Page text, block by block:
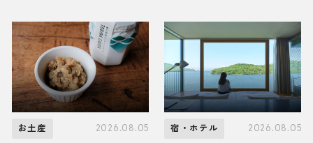
お土産 2026.08.05 宿・ホテル 2026.08.05